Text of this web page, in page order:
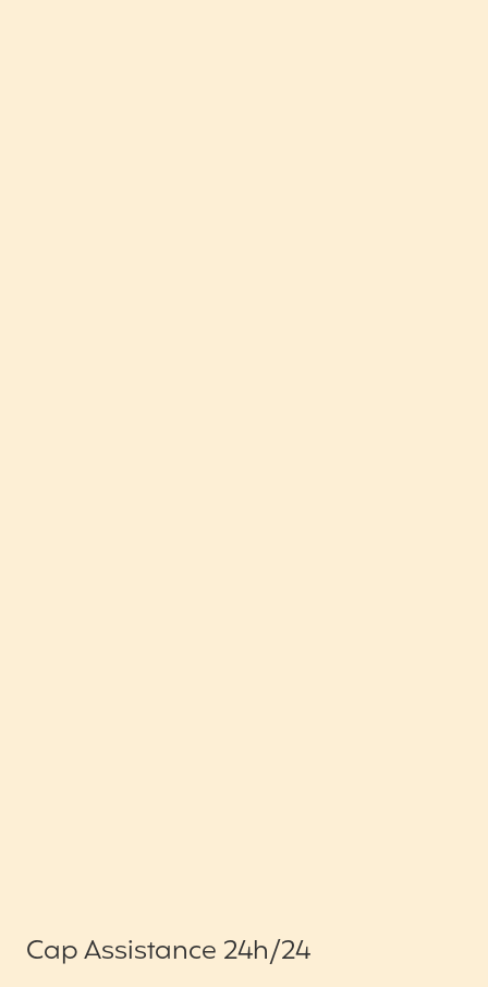
Cap Assistance 24h/24